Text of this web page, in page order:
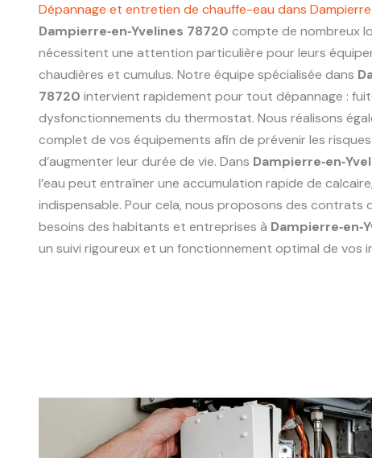
Dépannage et entretien de chauffe-eau dans
Dampierre‑en‑Yvelines 78720 compte de nombreux
nécessitent une attention particulière pour leurs
chaudières et cumulus. Notre équipe spécialisée dans
78720 intervient rapidement pour tout dépannage :
dysfonctionnements du thermostat. Nous réalisons
complet de vos équipements afin de prévenir les
d’augmenter leur durée de vie. Dans
l’eau peut entraîner une accumulation rapide de
indispensable. Pour cela, nous proposons des contrats
besoins des habitants et entreprises à
un suivi rigoureux et un fonctionnement optimal de vos